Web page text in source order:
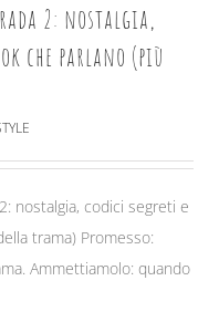
2: nostalgia,
che parlano (più
nostalgia, codici segreti e
trama) Promesso:
Ammettiamolo: quando